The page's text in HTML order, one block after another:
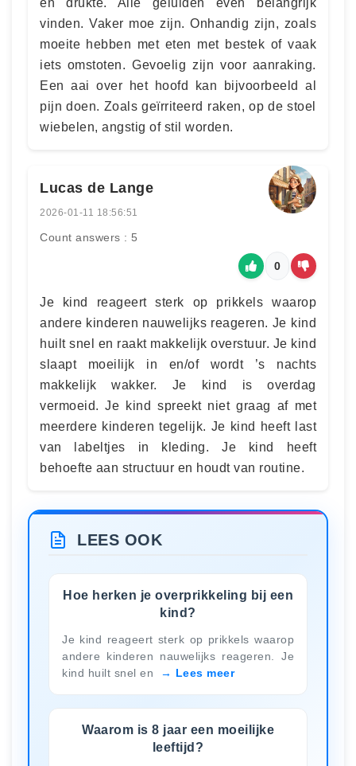
en drukte. Alle geluiden even belangrijk
vinden. Vaker moe zijn. Onhandig zijn, zoals
moeite hebben met eten met bestek of vaak
iets omstoten. Gevoelig zijn voor aanraking.
Een aai over het hoofd kan bijvoorbeeld al
pijn doen. Zoals geïrriteerd raken, op de stoel
wiebelen, angstig of stil worden.
Lucas de Lange
2026-01-11 18:56:51
Count answers : 5
0
Je kind reageert sterk op prikkels waarop
andere kinderen nauwelijks reageren. Je kind
huilt snel en raakt makkelijk overstuur. Je kind
slaapt moeilijk in en/of wordt ’s nachts
makkelijk wakker. Je kind is overdag
vermoeid. Je kind spreekt niet graag af met
meerdere kinderen tegelijk. Je kind heeft last
van labeltjes in kleding. Je kind heeft
behoefte aan structuur en houdt van routine.
LEES OOK
Hoe herken je overprikkeling bij een
kind?
Je kind reageert sterk op prikkels waarop
andere kinderen nauwelijks reageren. Je
kind huilt snel en
Lees meer
Waarom is 8 jaar een moeilijke
leeftijd?